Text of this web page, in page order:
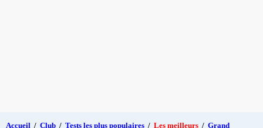
Accueil / Club / Tests les plus populaires / Les meilleurs / Grand